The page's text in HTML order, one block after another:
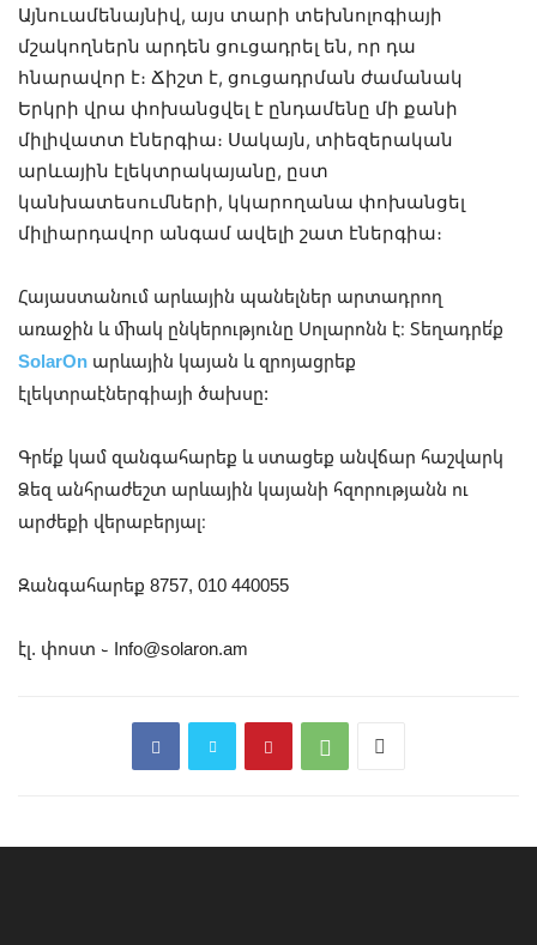
Այնուամենայնիվ, այս տարի տեխնոլոգիայի
մշակողներն արդեն ցուցադրել են, որ դա
հնարավոր է։ Ճիշտ է, ցուցադրման ժամանակ
Երկրի վրա փոխանցվել է ընդամենը մի քանի
միլիվատտ էներգիա։ Սակայն, տիեզերական
արևային էլեկտրակայանը, ըստ
կանխատեսումների, կկարողանա փոխանցել
միլիարդավոր անգամ ավելի շատ էներգիա։
Հայաստանում արևային պանելներ արտադրող
առաջին և միակ ընկերությունը Սոլարոնն է։ Տեղադրե՛ք
SolarOn արևային կայան և զրոյացրեք
էլեկտրաէներգիայի ծախսը:
Գրե՛ք կամ զանգահարեք և ստացեք անվճար հաշվարկ
Ձեզ անհրաժեշտ արևային կայանի հզորությանն ու
արժեքի վերաբերյալ։
Զանգահարեք 8757, 010 440055
էլ. փոստ ֊ Info@solaron.am